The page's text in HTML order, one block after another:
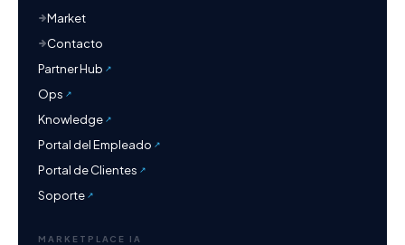
Market
Contacto
Partner Hub
Ops
Knowledge
Portal del Empleado
Portal de Clientes
Soporte
MARKETPLACE IA